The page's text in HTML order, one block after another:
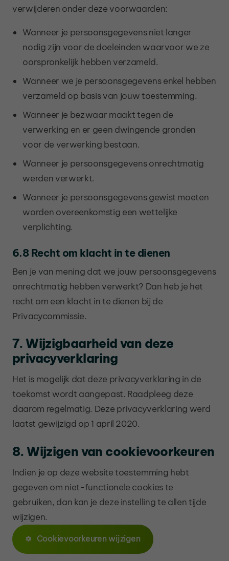
verwijderen onder deze voorwaarden:
Wanneer je persoonsgegevens niet langer
nodig zijn voor de doeleinden waarvoor we ze
oorspronkelijk hebben verzameld.
Wanneer we je persoonsgegevens enkel hebben
verzameld op basis van jouw toestemming.
Wanneer je bezwaar maakt tegen de
verwerking en er geen dwingende gronden
voor de verwerking bestaan.
Wanneer je persoonsgegevens onrechtmatig
werden verwerkt.
Wanneer je persoonsgegevens gewist moeten
worden overeenkomstig een wettelijke
verplichting.
6.8 Recht om klacht in te dienen
Ben je van mening dat we jouw persoonsgegevens
onrechtmatig hebben verwerkt? Dan heb je het
recht om een klacht in te dienen bij de
Privacycommissie.
7. Wijzigbaarheid van deze
privacyverklaring
Het is mogelijk dat deze privacyverklaring in de
toekomst wordt aangepast. Raadpleeg deze
daarom regelmatig. Deze privacyverklaring werd
laatst gewijzigd op 1 april 2020.
8. Wijzigen van cookievoorkeuren
Indien je op deze website toestemming hebt
gegeven om niet-functionele cookies te
gebruiken, dan kan je deze instelling te allen tijde
wijzigen.
Cookievoorkeuren wijzigen